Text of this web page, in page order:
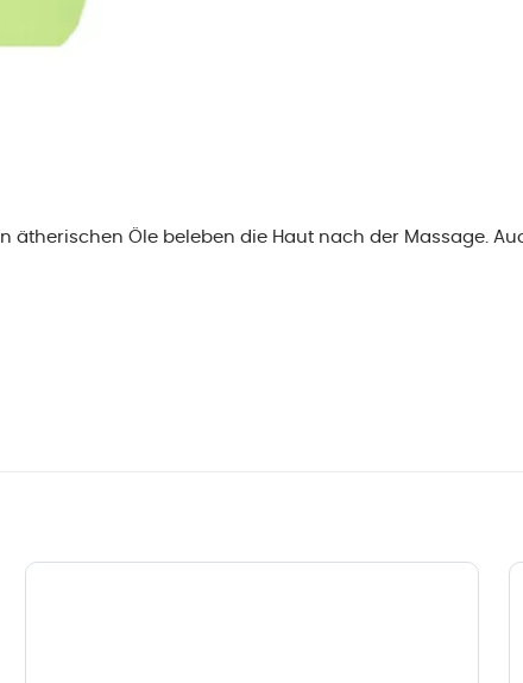
ätherischen Öle beleben die Haut nach der Massage.